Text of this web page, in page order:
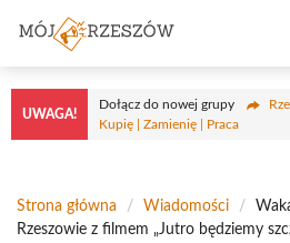
treści
UWAGA!
Dołącz do nowej grupy
Kupię | Zamienię | Praca
Strona główna / Wiadomości /
Rzeszowie z filmem „Jutro będziemy